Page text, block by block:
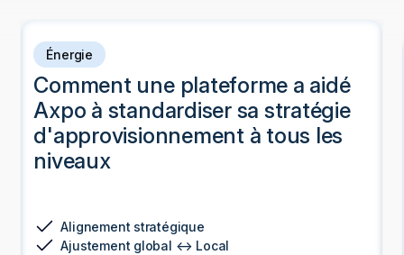
Énergie
Comment une plateforme a aidé
Axpo à standardiser sa stratégie
d'approvisionnement à tous les
niveaux
Alignement stratégique
Ajustement global ↔ Local